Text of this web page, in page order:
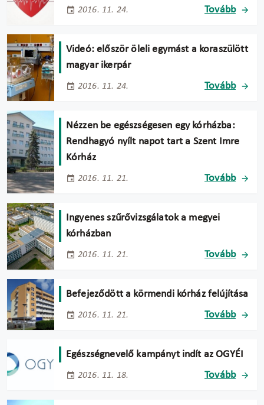
2016. 11. 24. Tovább
Videó: először öleli egymást a koraszülött
magyar ikerpár
2016. 11. 24. Tovább
Nézzen be egészségesen egy kórházba:
Rendhagyó nyílt napot tart a Szent Imre
Kórház
2016. 11. 21. Tovább
Ingyenes szűrővizsgálatok a megyei
kórházban
2016. 11. 21. Tovább
Befejeződött a körmendi kórház felújítása
2016. 11. 21. Tovább
Egészségnevelő kampányt indít az OGYÉI
2016. 11. 18. Tovább